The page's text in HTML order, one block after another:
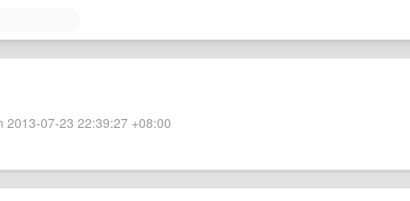
2013-07-23 22:39:27 +08:00